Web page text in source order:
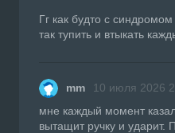
Гг как будто с
так тупить и втыкать
mm 10 июля 2026
мне каждый момент
вытащит ручку и ударит.